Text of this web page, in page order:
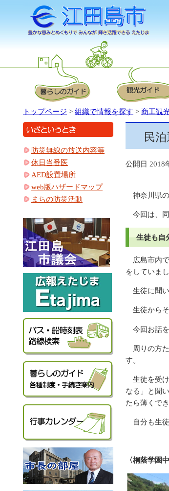
トップページ > 組織で情報を探す > 商工観
民
公開日
神奈川県の
今回は、同
生徒も自
広島市内で
をしていまし
生徒に聞い
生徒からそ
今回お話を
周りの方た
す。
生徒を受け
なる」と聞
たら薄くで
自分も生徒
〈桐蔭学園
防災無線の放送内容等
休日当番医
AED設置場所
web版ハザードマップ
まちの防災活動